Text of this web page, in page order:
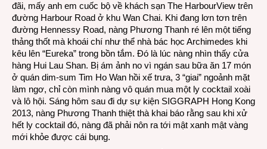
đãi, mấy anh em cuốc bộ về khách sạn The HarbourView trên
đường Harbour Road ở khu Wan Chai. Khi đang lơn tơn trên
đường Hennessy Road, nàng Phương Thanh ré lên một tiếng
thảng thốt mà khoái chí như thể nhà bác học Archimedes khi
kêu lên “Eureka” trong bồn tắm. Đó là lúc nàng nhìn thấy cửa
hàng Hui Lau Shan. Bị ám ảnh no vì ngán sau bữa ăn 17 món
ở quán dim-sum Tim Ho Wan hồi xế trưa, 3 “giai” ngoảnh mặt
làm ngơ, chỉ còn mình nàng vô quán mua một ly cocktail xoài
và lô hội. Sáng hôm sau đi dự sự kiện SIGGRAPH Hong Kong
2013, nàng Phương Thanh thiệt thà khai báo rằng sau khi xử
hết ly cocktail đó, nàng đã phải nôn ra tới mật xanh mật vàng
mới khỏe được cái bụng.